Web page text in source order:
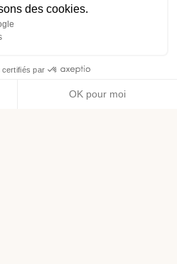
des cookies.
certifiés par
OK pour moi